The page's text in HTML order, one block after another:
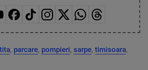
, parcare, pompieri, sarpe, timisoara,